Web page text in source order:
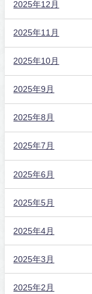
2025年12月
2025年11月
2025年10月
2025年9月
2025年8月
2025年7月
2025年6月
2025年5月
2025年4月
2025年3月
2025年2月